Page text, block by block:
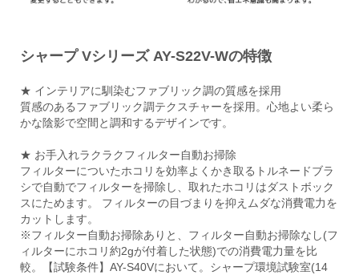
シャープ Vシリーズ AY-S22V-Wの特徴
★ インテリアに馴染むファブリック調の質感を採用
質感のあるファブリック調テクスチャーを採用。心地よい柔ら
かな陰影で空間と調和するデザインです。
★ お手入れラクラクフィルター自動お掃除
フィルターについたホコリを効率よくかき取るトルネードブラ
シで自動でフィルターを掃除し、取れたホコリはダストボック
スにためます。 フィルターの目づまりを抑えムダな消費電力を
カットします。
※フィルター自動お掃除ありと、フィルター自動お掃除なし(フ
ィルターにホコリ約2gが付着した状態)での消費電力量を比
較。【試験条件】AY-S40Vにおいて。シャープ環境試験室(14